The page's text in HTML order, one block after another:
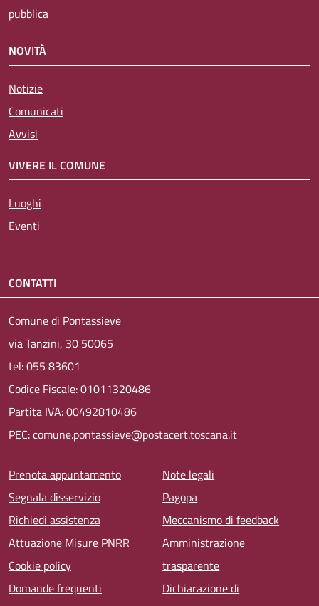
pubblica
NOVITÀ
Notizie
Comunicati
Avvisi
VIVERE IL COMUNE
Luoghi
Eventi
CONTATTI
Comune di Pontassieve
via Tanzini, 30 50065
tel: 055 83601
Codice Fiscale: 01011320486
Partita IVA: 00492810486
PEC: comune.pontassieve@postacert.toscana.it
Menu piè di pagina
Prenota appuntamento
Segnala disservizio
Richiedi assistenza
Attuazione Misure PNRR
Cookie policy
Domande frequenti
Note legali
Pagopa
Meccanismo di feedback
Amministrazione
trasparente
Dichiarazione di